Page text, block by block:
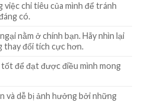
chi tiêu của mình để tránh
có.
nằm ở chính bạn. Hãy nhìn lại
thay đổi tích cực hơn.
để đạt được điều mình mong
và dễ bị ảnh hưởng bởi những